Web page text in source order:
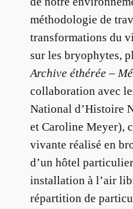
méthodologie de
transformations du
sur les bryophytes,
Archive éthérée –
collaboration avec
National d’Histoire
et Caroline Meyer),
vivante réalisé en
d’un hôtel
installation à l’air
répartition de